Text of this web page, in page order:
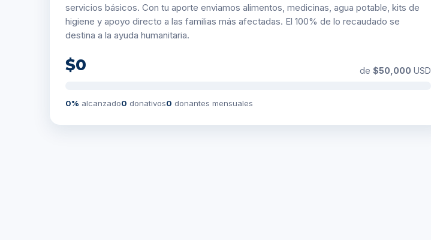
servicios básicos. Con tu aporte enviamos alimentos, medicinas, agua potable, kits de
higiene y apoyo directo a las familias más afectadas. El 100% de lo recaudado se
destina a la ayuda humanitaria.
$0 de $50,000 USD
0% alcanzado0 donativos0 donantes mensuales